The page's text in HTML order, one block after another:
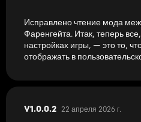
Исправлено чтение мода
Фаренгейта. Итак, теперь
настройках игры, — это то,
отображать в
V1.0.0.2 22 апреля 2026 г.